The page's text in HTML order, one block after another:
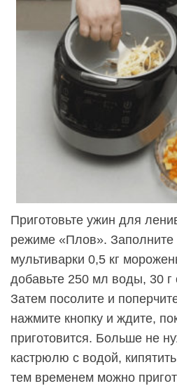
Приготовьте ужин для
режиме «Плов».
мультиварки 0,5 кг
добавьте 250 мл воды, 30 г
Затем посолите и
нажмите кнопку и ждите,
приготовится. Больше не
кастрюлю с водой,
тем временем можно